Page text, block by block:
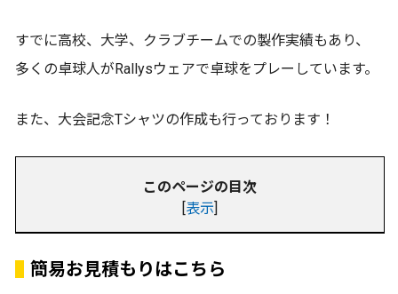
すでに高校、大学、クラブチームでの製作実績もあり、
多くの卓球人がRallysウェアで卓球をプレーしています。
また、大会記念Tシャツの作成も行っております！
このページの目次
[表示]
簡易お見積もりはこちら